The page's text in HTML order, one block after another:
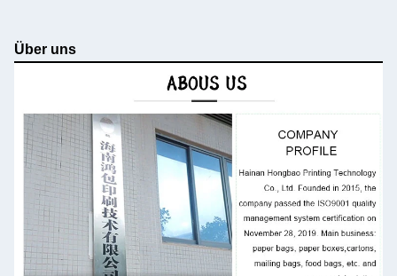
Über uns